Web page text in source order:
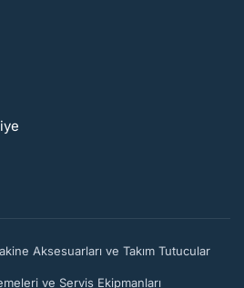
Aksesuarları ve Takım Tutucular
ve Servis Ekipmanları